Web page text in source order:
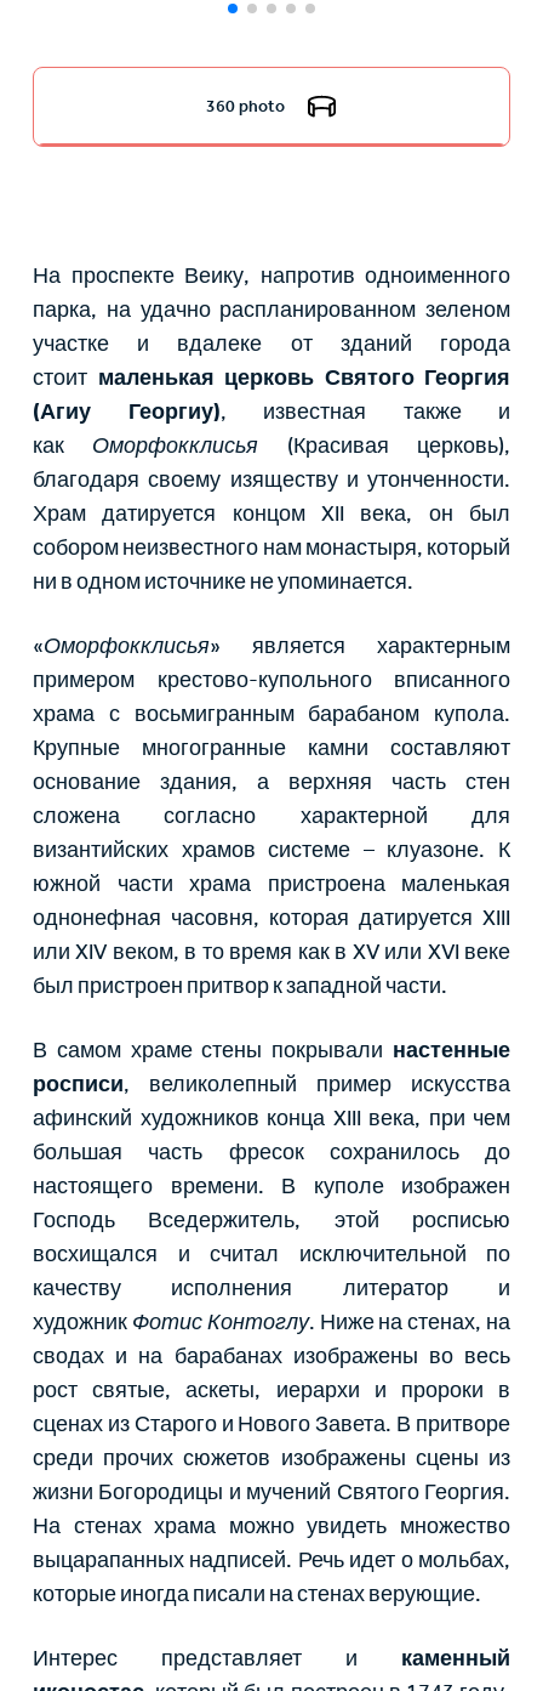
360 photo
На проспекте Веику, напротив одноименного
парка, на удачно распланированном зеленом
участке и вдалеке от зданий города
стоит маленькая церковь Святого Георгия
(Агиу Георгиу), известная также и
как Оморфокклисья (Красивая церковь),
благодаря своему изяществу и утонченности.
Храм датируется концом XII века, он был
собором неизвестного нам монастыря, который
ни в одном источнике не упоминается.
«Оморфокклисья» является характерным
примером крестово-купольного вписанного
храма с восьмигранным барабаном купола.
Крупные многогранные камни составляют
основание здания, а верхняя часть стен
сложена согласно характерной для
византийских храмов системе – клуазоне. К
южной части храма пристроена маленькая
однонефная часовня, которая датируется XIII
или XIV веком, в то время как в XV или XVI веке
был пристроен притвор к западной части.
В самом храме стены покрывали настенные
росписи, великолепный пример искусства
афинский художников конца XIII века, при чем
большая часть фресок сохранилось до
настоящего времени. В куполе изображен
Господь Вседержитель, этой росписью
восхищался и считал исключительной по
качеству исполнения литератор и
художник Фотис Контоглу. Ниже на стенах, на
сводах и на барабанах изображены во весь
рост святые, аскеты, иерархи и пророки в
сценах из Старого и Нового Завета. В притворе
среди прочих сюжетов изображены сцены из
жизни Богородицы и мучений Святого Георгия.
На стенах храма можно увидеть множество
выцарапанных надписей. Речь идет о мольбах,
которые иногда писали на стенах верующие.
Интерес представляет и каменный